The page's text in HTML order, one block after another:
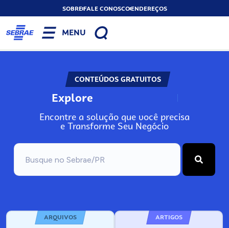
SOBREFALE CONOSCOENDEREÇOS
MENU
CONTEÚDOS GRATUITOS
Explore N
Encontre a solução que você precisa
e Transforme Seu Negócio
ARQUIVOS ARTIGOS